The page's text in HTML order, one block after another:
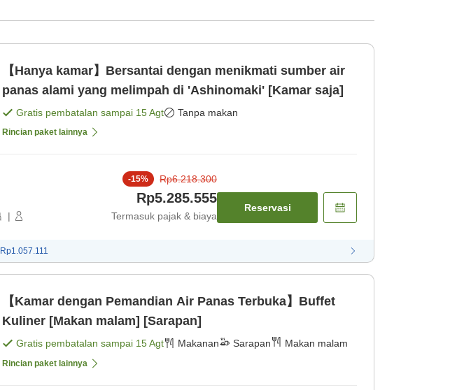
【Hanya kamar】Bersantai dengan menikmati sumber air
panas alami yang melimpah di 'Ashinomaki' [Kamar saja]
Gratis pembatalan sampai 15 Agt Tanpa makan
Rincian paket lainnya
|
-15% Rp6.218.300
Rp5.285.555
Termasuk pajak & biaya
Reservasi
Rp1.057.111
【Kamar dengan Pemandian Air Panas Terbuka】Buffet
Kuliner [Makan malam] [Sarapan]
Gratis pembatalan sampai 15 Agt Makanan Sarapan Makan malam
Rincian paket lainnya